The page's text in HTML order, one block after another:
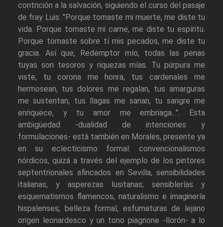
contrición a la salvación, siguiendo el curso del pasaje
de fray Luis: "Porque tomaste mi muerte, me diste tu
vida. Porque tomaste mi carne, me diste tu espíritu.
Porque tomaste sobre tí mis pecados, me diste tu
gracia. Así que, Redemptor mío, todas las penas
tuyas son tesoros y riquezas mías. Tu púrpura me
viste, tu corona me honra, tus cardenales me
hermosean, tus dolores me regalan, tus amarguras
me sustentan, tus llagas me sanan, tu sangre me
enriquece, y tu amor me embriaga...". Esta
ambigüedad -dualidad de intenciones y
formulaciones- está también en Morales, presente ya
en su eclecticismo formal: convencionalismos
nórdicos, quizá a través del ejemplo de los pintores
septentrionales afincados en Sevilla, sensibilidades
italianas, y asperezas lusitanas; sensiblerías y
esquematismos flamencos, naturalismo e imaginería
hispalenses; belleza formal, esfumaturas de lejano
origen leonardesco y un tono piagnone -llorón- a lo